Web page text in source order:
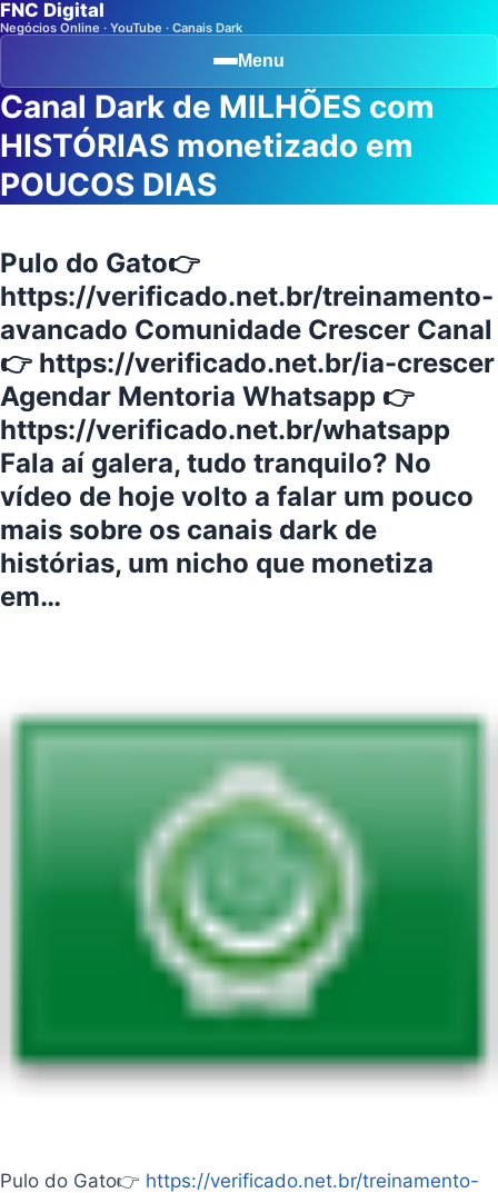
FNC Digital
Negócios Online · YouTube · Canais Dark
Menu
Canal Dark de MILHÕES com
HISTÓRIAS monetizado em
POUCOS DIAS
Pulo do Gato👉
https://verificado.net.br/treinamento-
avancado Comunidade Crescer Canal
👉 https://verificado.net.br/ia-crescer
Agendar Mentoria Whatsapp 👉
https://verificado.net.br/whatsapp
Fala aí galera, tudo tranquilo? No
vídeo de hoje volto a falar um pouco
mais sobre os canais dark de
histórias, um nicho que monetiza
em…
Pulo do Gato👉 https://verificado.net.br/treinamento-